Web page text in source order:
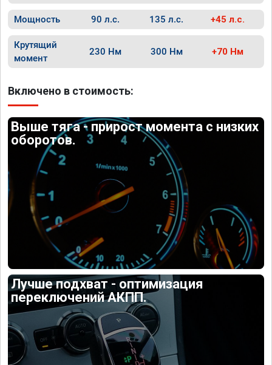
Мощность 90 л.с. 135 л.с. +45 л.с.
Крутящий
момент
230 Нм 300 Нм +70 Нм
Включено в стоимость:
Выше тяга - прирост момента с низких
оборотов.
Лучше подхват - оптимизация
переключений АКПП.